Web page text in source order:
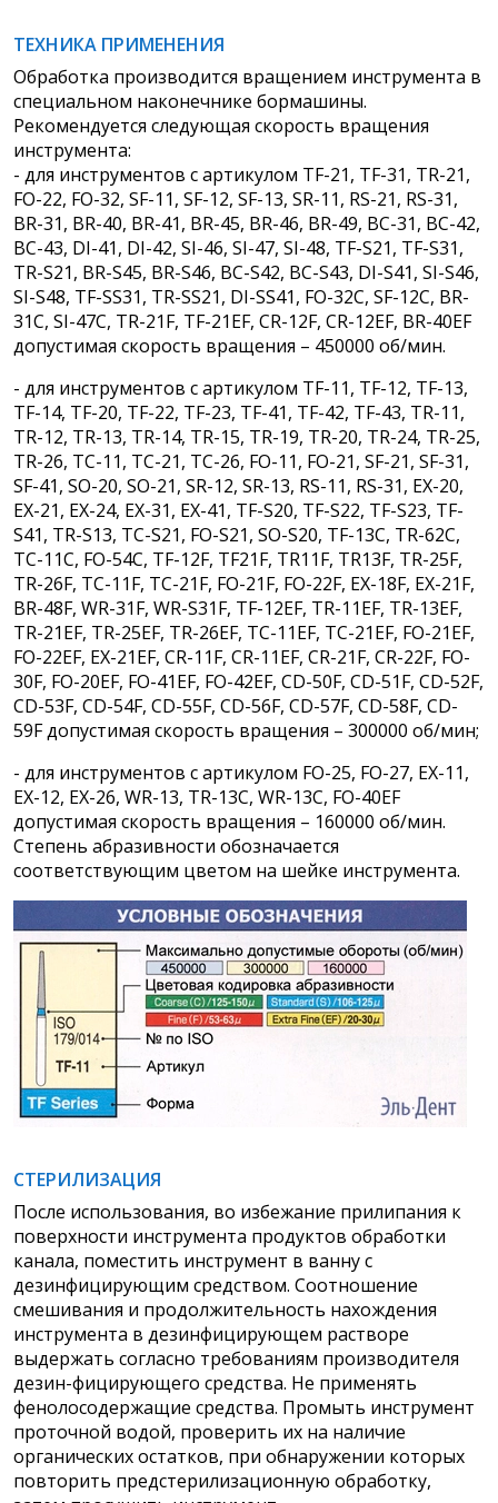
ТЕХНИКА ПРИМЕНЕНИЯ
Обработка производится вращением инструмента в
специальном наконечнике бормашины.
Рекомендуется следующая скорость вращения
инструмента:
- для инструментов с артикулом TF-21, TF-31, TR-21,
FO-22, FO-32, SF-11, SF-12, SF-13, SR-11, RS-21, RS-31,
BR-31, BR-40, BR-41, BR-45, BR-46, BR-49, BC-31, BC-42,
BC-43, DI-41, DI-42, SI-46, SI-47, SI-48, TF-S21, TF-S31,
TR-S21, BR-S45, BR-S46, BC-S42, BC-S43, DI-S41, SI-S46,
SI-S48, TF-SS31, TR-SS21, DI-SS41, FO-32C, SF-12C, BR-
31C, SI-47C, TR-21F, TF-21EF, CR-12F, CR-12EF, BR-40EF
допустимая скорость вращения – 450000 об/мин.
- для инструментов с артикулом TF-11, TF-12, TF-13,
TF-14, TF-20, TF-22, TF-23, TF-41, TF-42, TF-43, TR-11,
TR-12, TR-13, TR-14, TR-15, TR-19, TR-20, TR-24, TR-25,
TR-26, TC-11, TC-21, TC-26, FO-11, FO-21, SF-21, SF-31,
SF-41, SO-20, SO-21, SR-12, SR-13, RS-11, RS-31, EX-20,
EX-21, EX-24, EX-31, EX-41, TF-S20, TF-S22, TF-S23, TF-
S41, TR-S13, TC-S21, FO-S21, SO-S20, TF-13C, TR-62C,
TC-11C, FO-54C, TF-12F, TF21F, TR11F, TR13F, TR-25F,
TR-26F, TC-11F, TC-21F, FO-21F, FO-22F, EX-18F, EX-21F,
BR-48F, WR-31F, WR-S31F, TF-12EF, TR-11EF, TR-13EF,
TR-21EF, TR-25EF, TR-26EF, TC-11EF, TC-21EF, FO-21EF,
FO-22EF, EX-21EF, CR-11F, CR-11EF, CR-21F, CR-22F, FO-
30F, FO-20EF, FO-41EF, FO-42EF, CD-50F, CD-51F, CD-52F,
CD-53F, CD-54F, CD-55F, CD-56F, CD-57F, CD-58F, CD-
59F допустимая скорость вращения – 300000 об/мин;
- для инструментов с артикулом FO-25, FO-27, EX-11,
EX-12, EX-26, WR-13, TR-13C, WR-13C, FO-40EF
допустимая скорость вращения – 160000 об/мин.
Степень абразивности обозначается
соответствующим цветом на шейке инструмента.
СТЕРИЛИЗАЦИЯ
После использования, во избежание прилипания к
поверхности инструмента продуктов обработки
канала, поместить инструмент в ванну с
дезинфицирующим средством. Соотношение
смешивания и продолжительность нахождения
инструмента в дезинфицирующем растворе
выдержать согласно требованиям производителя
дезин-фицирующего средства. Не применять
фенолосодержащие средства. Промыть инструмент
проточной водой, проверить их на наличие
органических остатков, при обнаружении которых
повторить предстерилизационную обработку,